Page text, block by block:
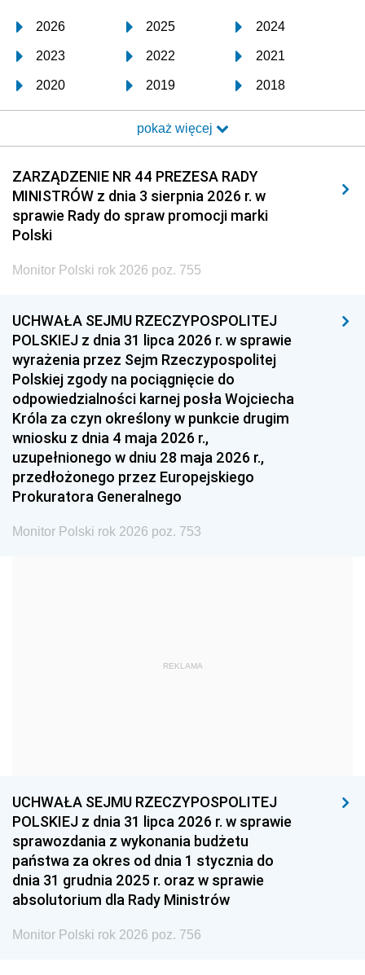
2026 2025 2024
2023 2022 2021
2020 2019 2018
2017 2016 2015
2014 2013 2012
2011 2010 2009
2008 2007 2006
2005
1996 1995 1994
1993 1992 1991
1990 1989
1987 1986 1985
1984 1983
1981 1980 1979
1978 1977
1975 1974
1959
1939 1938 1937
1936 1930
pokaż więcej
ZARZĄDZENIE NR 44 PREZESA RADY
MINISTRÓW z dnia 3 sierpnia 2026 r. w
sprawie Rady do spraw promocji marki
Polski
Monitor Polski rok 2026 poz. 755
UCHWAŁA SEJMU RZECZYPOSPOLITEJ
POLSKIEJ z dnia 31 lipca 2026 r. w sprawie
wyrażenia przez Sejm Rzeczypospolitej
Polskiej zgody na pociągnięcie do
odpowiedzialności karnej posła Wojciecha
Króla za czyn określony w punkcie drugim
wniosku z dnia 4 maja 2026 r.,
uzupełnionego w dniu 28 maja 2026 r.,
przedłożonego przez Europejskiego
Prokuratora Generalnego
Monitor Polski rok 2026 poz. 753
REKLAMA
UCHWAŁA SEJMU RZECZYPOSPOLITEJ
POLSKIEJ z dnia 31 lipca 2026 r. w sprawie
sprawozdania z wykonania budżetu
państwa za okres od dnia 1 stycznia do
dnia 31 grudnia 2025 r. oraz w sprawie
absolutorium dla Rady Ministrów
Monitor Polski rok 2026 poz. 756